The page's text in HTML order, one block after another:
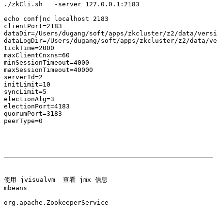
./zkCli.sh   -server 127.0.0.1:2183
echo conf|nc localhost 2183
clientPort=2183
dataDir=/Users/dugang/soft/apps/zkcluster/z2/data/
dataLogDir=/Users/dugang/soft/apps/zkcluster/z2/data/
tickTime=2000
maxClientCnxns=60
minSessionTimeout=4000
maxSessionTimeout=40000
serverId=2
initLimit=10
syncLimit=5
electionAlg=3
electionPort=4183
quorumPort=3183
peerType=0
使用 jvisualvm  查看 jmx 信息
mbeans
org.apache.ZookeeperService